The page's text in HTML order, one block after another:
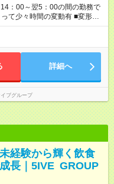
夜帯のお給料は「みなし」と
ば・・・ でもファイブでは
りに対しては誠実に向き合っ
！ 【試用期間】試
月 雇用形態、給与は本採用時
：00～翌5：00の間の勤務で
々時間の変動有 ■変形労
■休憩時間：1時間程度～2時
平均所定労働時間：173時間 ■
。 ※終電考慮あり ※曜日によ
休憩時間は勤務時間による ■
均残業時間：42時間程度
詳細へ
ブグループ
経験から輝く飲食
長｜5IVE GROUP